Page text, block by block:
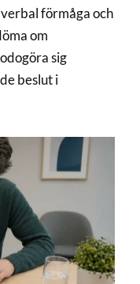
förmåga och
om
sig
beslut i